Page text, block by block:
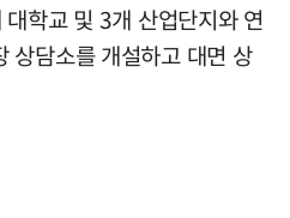
학교 및 3개 산업단지와 연
상담소를 개설하고 대면 상